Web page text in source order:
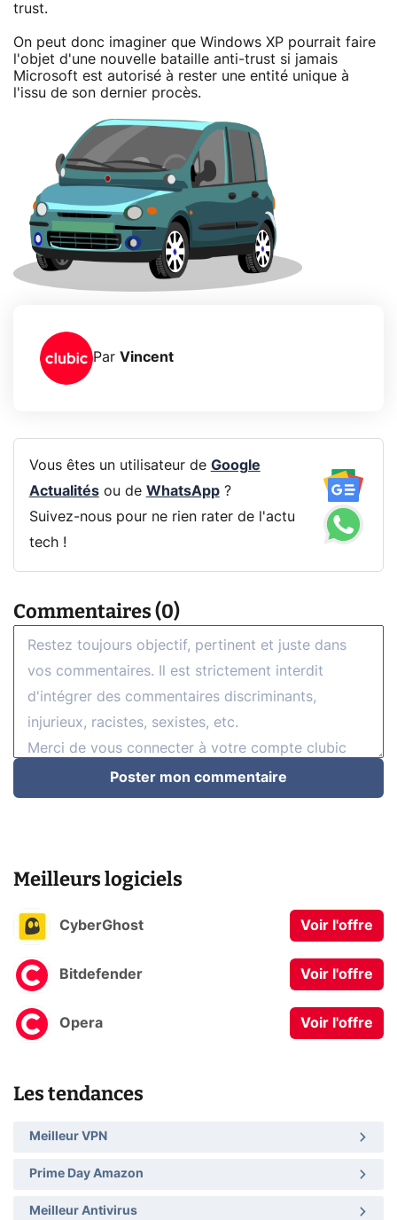
trust.
On peut donc imaginer que Windows XP pourrait faire
l'objet d'une nouvelle bataille anti-trust si jamais
Microsoft est autorisé à rester une entité unique à
l'issu de son dernier procès.
Par Vincent
Vous êtes un utilisateur de Google
Actualitésou de WhatsApp?
Suivez-nous pour ne rien rater de l'actu
tech !
Commentaires (0)
Poster mon commentaire
Meilleurs logiciels
CyberGhost Voir l'offre
Bitdefender Voir l'offre
Opera Voir l'offre
Les tendances
Meilleur VPN
Prime Day Amazon
Meilleur Antivirus